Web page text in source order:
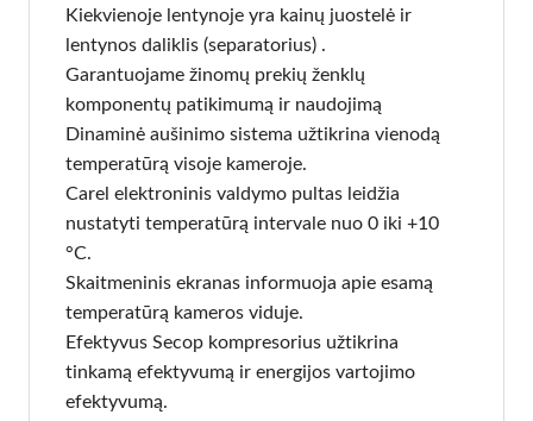
Kiekvienoje lentynoje yra kainų juostelė ir
lentynos daliklis (separatorius) .
Garantuojame žinomų prekių ženklų
komponentų patikimumą ir naudojimą
Dinaminė aušinimo sistema užtikrina vienodą
temperatūrą visoje kameroje.
Carel elektroninis valdymo pultas leidžia
nustatyti temperatūrą intervale nuo 0 iki +10
°C.
Skaitmeninis ekranas informuoja apie esamą
temperatūrą kameros viduje.
Efektyvus Secop kompresorius užtikrina
tinkamą efektyvumą ir energijos vartojimo
efektyvumą.